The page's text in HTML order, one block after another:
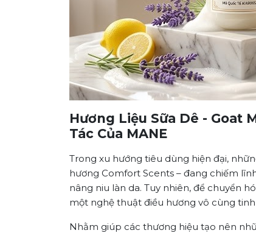
Hương Liệu Sữa Dê - Goat
Tác Của MANE
Trong xu hướng tiêu dùng hiện đại,
hương Comfort Scents – đang chiếm
nâng niu làn da. Tuy nhiên, để chuyển
một nghệ thuật điều hương vô cùng tinh
Nhằm giúp các thương hiệu tạo nên